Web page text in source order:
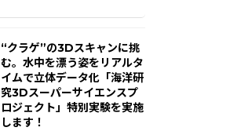
“クラゲ”の3Dスキャンに挑
む。水中を漂う姿をリアルタ
イムで立体データ化「海洋研
究3Dスーパーサイエンスプ
ロジェクト」特別実験を実施
します！